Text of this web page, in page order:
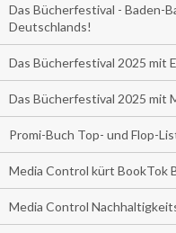
Das Bücherfestival - Baden-
Deutschlands!
Das Bücherfestival 2025 mit
Das Bücherfestival 2025 mit
Promi-Buch Top- und Flop-
Media Control kürt BookTok
Media Control